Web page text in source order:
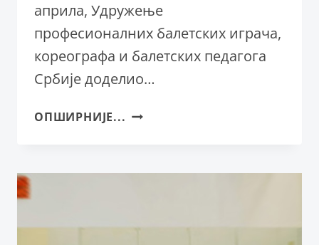
априла, Удружење
професионалних балетских играча,
кореографа и балетских педагога
Србије доделио…
ОПШИРНИЈЕ... СПЕЦИЈАЛНА